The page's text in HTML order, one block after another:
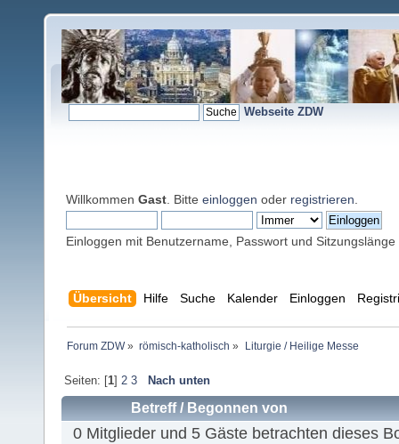
Webseite ZDW
Willkommen Gast . Bitte einloggen oder registrieren
Einloggen mit Benutzername, Passwort und Sitzungslänge
Übersicht Hilfe Suche Kalender Einloggen
Forum ZDW» römisch-katholisch » Liturgie / Heilige Messe
Seiten: [1] 2 3 Nach unten
Betreff/ Begonnen von
0 Mitglieder und 5 Gäste betrachten dieses